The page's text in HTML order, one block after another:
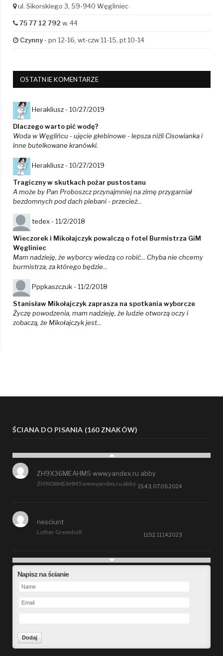
ul. Sikorskiego 3, 59-940 Węgliniec
75 77 12 792 w. 44
Czynny- pn 12-16, wt-czw 11-15, pt 10-14
OSTATNIE KOMENTARZE
Herakliusz - 10/27/2019
Dlaczego warto pić wodę?
Woda w Węglińcu - ujęcie głebinowe - lepsza niżli Cisowianka i
inne butelkowane kranówki.
Herakliusz - 10/27/2019
Tragiczny w skutkach pożar pustostanu
A może by Pan Proboszcz przynajmniej na zimę przygarniał
bezdomnych pod dach plebani - przecież...
tedex - 11/2/2018
Wieczorek i Mikołajczyk powalczą o fotel Burmistrza GiM
Węgliniec
Mam nadzieję, że wyborcy wiedzą co robić... Chyba nie chcemy
burmistrza, za którego będzie...
Pppkaszczuk - 11/2/2018
Stanisław Mikołajczyk zaprasza na spotkania wyborcze
Życzę powodzenia, mam nadzieję, że ludzie otworzą oczy i
zobaczą, że Mikołajczyk jest...
ŚCIANA DO PISANIA (160 ZNAKÓW)
ZH9X36MEAHM5 www.yandex.ru abby
ZH9X36MEAHM5 www.yandex.ru abby
15:43, 07.08.2024
Luther Greenholt
nesciunt
11:52, 11.14.2023
Future
Napisz na ścianie